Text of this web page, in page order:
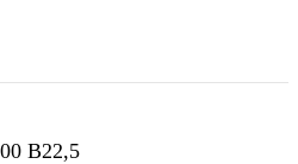
В22,5